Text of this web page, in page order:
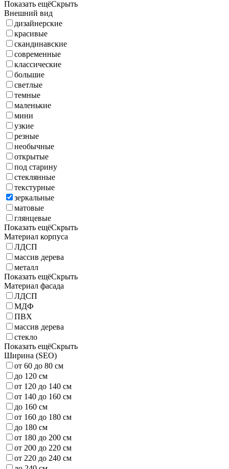
Показать ещёСкрыть
Внешний вид
дизайнерские
красивые
скандинавские
современные
классические
большие
светлые
темные
маленькие
мини
узкие
резные
необычные
открытые
под старину
стеклянные
текстурные
зеркальные
матовые
глянцевые
Показать ещёСкрыть
Материал корпуса
ЛДСП
массив дерева
металл
Показать ещёСкрыть
Материал фасада
ЛДСП
МДФ
ПВХ
массив дерева
стекло
Показать ещёСкрыть
Ширина (SEO)
от 60 до 80 см
до 120 см
от 120 до 140 см
от 140 до 160 см
до 160 см
от 160 до 180 см
до 180 см
от 180 до 200 см
от 200 до 220 см
от 220 до 240 см